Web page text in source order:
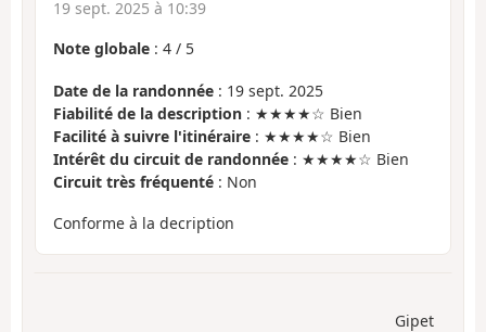
19 sept. 2025 à 10:39
Note globale : 4 / 5
Date de la randonnée : 19 sept. 2025
Fiabilité de la description : ★★★★☆ Bien
Facilité à suivre l'itinéraire : ★★★★☆ Bien
Intérêt du circuit de randonnée : ★★★★☆ Bien
Circuit très fréquenté : Non
Conforme à la decription
Gipet